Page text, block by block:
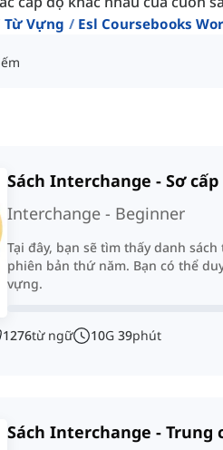
Từ Vựng Esl Coursebooks
Sách Interchange - Sơ cấp
Interchange - Beginner
Tại đây, bạn sẽ tìm thấy danh
phiên bản thứ năm. Bạn có thể
vựng.
1276từ ngữ 10G 39phút
Sách Interchange - Trung